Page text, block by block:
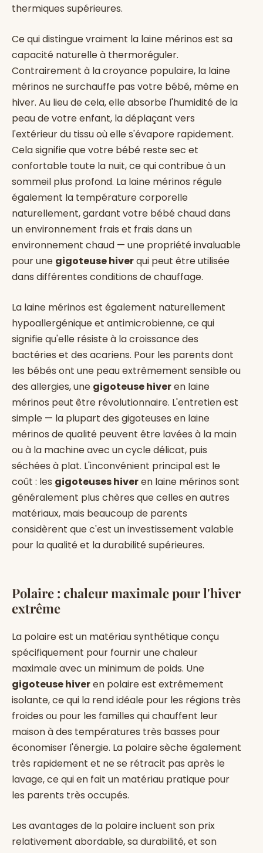
thermiques supérieures.
Ce qui distingue vraiment la laine mérinos est sa
capacité naturelle à thermoréguler.
Contrairement à la croyance populaire, la laine
mérinos ne surchauffe pas votre bébé, même en
hiver. Au lieu de cela, elle absorbe l'humidité de la
peau de votre enfant, la déplaçant vers
l'extérieur du tissu où elle s'évapore rapidement.
Cela signifie que votre bébé reste sec et
confortable toute la nuit, ce qui contribue à un
sommeil plus profond. La laine mérinos régule
également la température corporelle
naturellement, gardant votre bébé chaud dans
un environnement frais et frais dans un
environnement chaud — une propriété invaluable
pour une gigoteuse hiverqui peut être utilisée
dans différentes conditions de chauffage.
La laine mérinos est également naturellement
hypoallergénique et antimicrobienne, ce qui
signifie qu'elle résiste à la croissance des
bactéries et des acariens. Pour les parents dont
les bébés ont une peau extrêmement sensible ou
des allergies, une gigoteuse hiveren laine
mérinos peut être révolutionnaire. L'entretien est
simple — la plupart des gigoteuses en laine
mérinos de qualité peuvent être lavées à la main
ou à la machine avec un cycle délicat, puis
séchées à plat. L'inconvénient principal est le
coût : les gigoteuses hiveren laine mérinos sont
généralement plus chères que celles en autres
matériaux, mais beaucoup de parents
considèrent que c'est un investissement valable
pour la qualité et la durabilité supérieures.
Polaire : chaleur maximale pour l'hiver
extrême
La polaire est un matériau synthétique conçu
spécifiquement pour fournir une chaleur
maximale avec un minimum de poids. Une
gigoteuse hiveren polaire est extrêmement
isolante, ce qui la rend idéale pour les régions très
froides ou pour les familles qui chauffent leur
maison à des températures très basses pour
économiser l'énergie. La polaire sèche également
très rapidement et ne se rétracit pas après le
lavage, ce qui en fait un matériau pratique pour
les parents très occupés.
Les avantages de la polaire incluent son prix
relativement abordable, sa durabilité, et son
a acheteMatelas Cocoonia